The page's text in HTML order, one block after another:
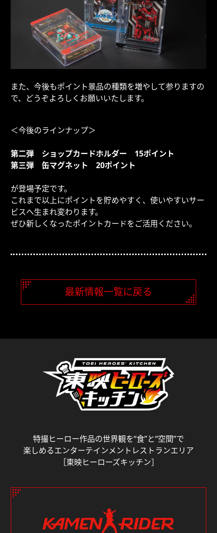
また、今後もポイント景品の種類を増やして参りますの
で、どうぞよろしくお願いいたします。
＜今後のラインナップ＞
第二弾 ショップカードホルダー 15ポイント
第三弾 缶マグネット 20ポイント
が登場予定です。
これまで以上にポイントを貯めやすく、使いやすいサー
ビスへ生まれ変わります。
ぜひ新しくなったポイントカードをご活用ください。
最新情報一覧に戻る
特撮ヒーロー作品の世界観を“食”と“空間”で
楽しめるエンターテインメントレストランエリア
［東映ヒーローズキッチン］